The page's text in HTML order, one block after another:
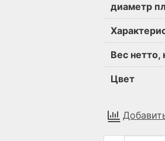
диаметр
Вес нетто,
Цвет